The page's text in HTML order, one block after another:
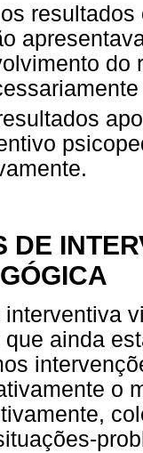
do
DE
interventiva
que ainda
o